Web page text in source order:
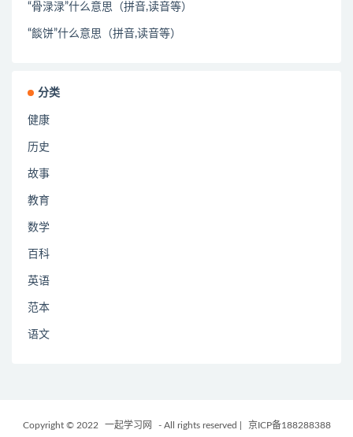
“骨渌渌”什么意思（拼音,读音等）
“餤饼”什么意思（拼音,读音等）
分类
健康
历史
故事
教育
数学
百科
英语
范本
语文
Copyright © 2022 一起学习网 - All rights reserved 京ICP备188288388